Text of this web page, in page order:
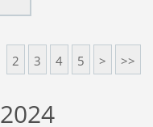
2 3 4 5 > >>